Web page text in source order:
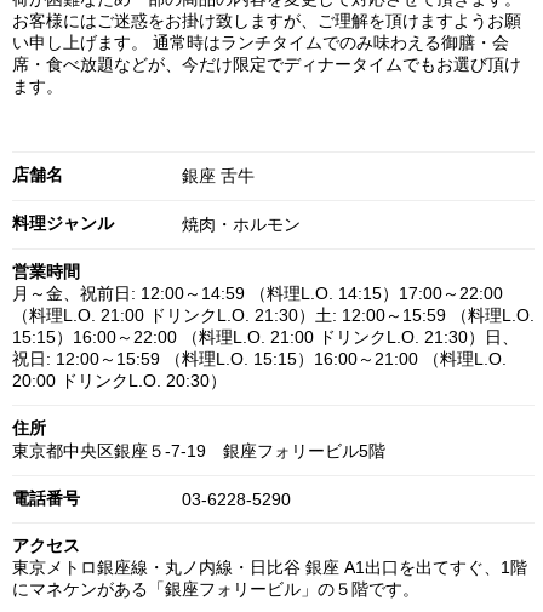
お客様にはご迷惑をお掛け致しますが、ご理解を頂けますようお願
い申し上げます。 通常時はランチタイムでのみ味わえる御膳・会
席・食べ放題などが、今だけ限定でディナータイムでもお選び頂け
ます。
店舗名 銀座 舌牛
料理ジャンル 焼肉・ホルモン
営業時間
月～金、祝前日: 12:00～14:59 （料理L.O. 14:15）17:00～22:00
（料理L.O. 21:00 ドリンクL.O. 21:30）土: 12:00～15:59 （料理L.O.
15:15）16:00～22:00 （料理L.O. 21:00 ドリンクL.O. 21:30）日、
祝日: 12:00～15:59 （料理L.O. 15:15）16:00～21:00 （料理L.O.
20:00 ドリンクL.O. 20:30）
住所
東京都中央区銀座５-7-19 銀座フォリービル5階
電話番号 03-6228-5290
アクセス
東京メトロ銀座線・丸ノ内線・日比谷 銀座 A1出口を出てすぐ、1階
にマネケンがある「銀座フォリービル」の５階です。